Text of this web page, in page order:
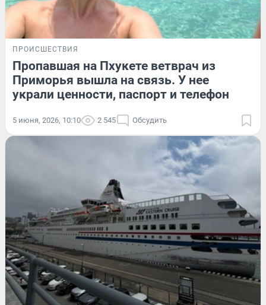
ПРОИСШЕСТВИЯ
Пропавшая на Пхукете ветврач из
Приморья вышла на связь. У нее
украли ценности, паспорт и телефон
5 июня, 2026, 10:10 2 545 Обсудить